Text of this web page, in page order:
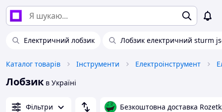
Електричний лобзик Лобзик електричний sturm
Каталог товарів Інструменти Електроінструмент
Лобзик в Україні
Фільтри Безкоштовна доставка